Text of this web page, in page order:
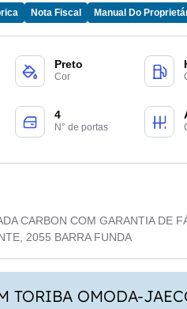
Nota Fiscal Manual Do
Preto
Cor
4
N° de portas
CARBON COM GARANTIA DE
2055 BARRA FUNDA
TORIBA OMODA-